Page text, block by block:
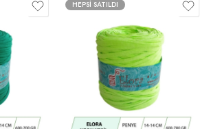
HEPSI SATILDI